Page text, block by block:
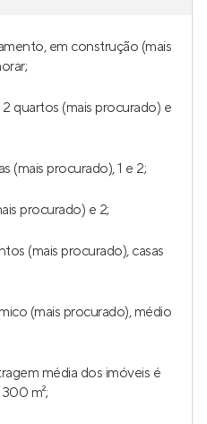
em construção (mais
quartos (mais procurado) e
(mais procurado), 1 e 2;
procurado) e 2;
(mais procurado), casas
(mais procurado), médio
média dos imóveis é
m²;